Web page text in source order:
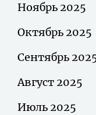
Ноябрь 2025
Октябрь 2025
Сентябрь
Август 2025
Июль 2025